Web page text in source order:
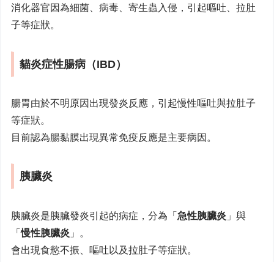
消化器官因為細菌、病毒、寄生蟲入侵，引起嘔吐、拉肚
子等症狀。
貓炎症性腸病（IBD）
腸胃由於不明原因出現發炎反應，引起慢性嘔吐與拉肚子
等症狀。
目前認為腸黏膜出現異常免疫反應是主要病因。
胰臟炎
胰臟炎是胰臟發炎引起的病症，分為「急性胰臟炎 」與
「慢性胰臟炎 」。
會出現食慾不振、嘔吐以及拉肚子等症狀。